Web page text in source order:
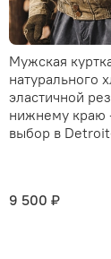
Мужская
натурального
эластичной
нижнему краю
выбор в
9 500 ₽